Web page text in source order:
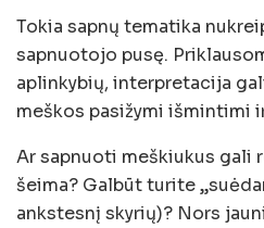
Tokia sapnų tematika
sapnuotojo pusę.
aplinkybių, interpretacija
meškos pasižymi išmintimi
Ar sapnuoti meškiukus gali
šeima? Galbūt turite
ankstesnį skyrių)? Nors